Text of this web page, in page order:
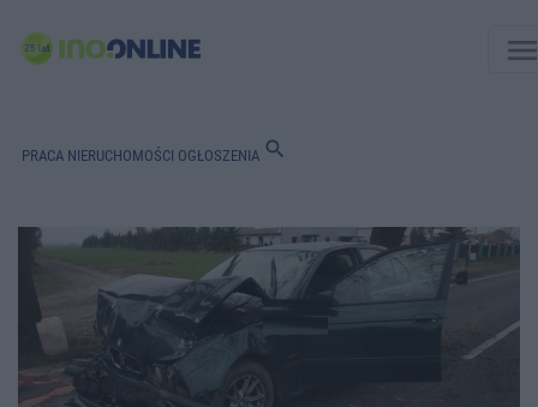
PRACA NIERUCHOMOŚCI OGŁOSZENIA search